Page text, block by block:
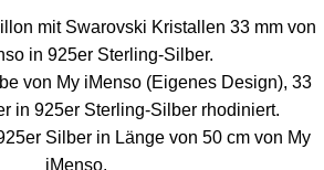
mit Swarovski Kristallen 33 mm von
in 925er Sterling-Silber.
von My iMenso (Eigenes Design), 33
in 925er Sterling-Silber rhodiniert.
Silber in Länge von 50 cm von My
iMenso.